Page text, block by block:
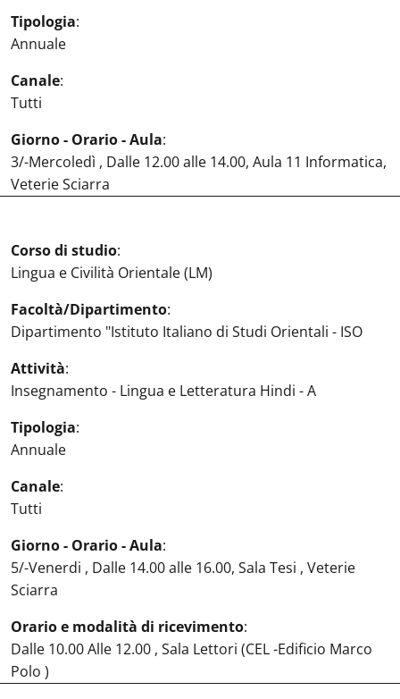
Tipologia:
Annuale
Canale:
Tutti
Giorno - Orario - Aula:
3/-Mercoledì , Dalle 12.00 alle 14.00, Aula 11 Informatica,
Veterie Sciarra
Corso di studio:
Lingua e Civilità Orientale (LM)
Facoltà/Dipartimento:
Dipartimento "Istituto Italiano di Studi Orientali - ISO
Attività:
Insegnamento - Lingua e Letteratura Hindi - A
Tipologia:
Annuale
Canale:
Tutti
Giorno - Orario - Aula:
5/-Venerdi , Dalle 14.00 alle 16.00, Sala Tesi , Veterie
Sciarra
Orario e modalità di ricevimento:
Dalle 10.00 Alle 12.00 , Sala Lettori (CEL -Edificio Marco
Polo )